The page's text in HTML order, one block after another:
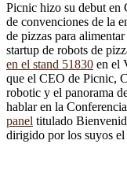
Picnic hizo su debut en
de convenciones de la
de pizzas para
startup de robots de
en el stand 51830 en el
que el CEO de Picnic,
robotic y el panorama
hablar en la
panel titulado
dirigido por los suyos el